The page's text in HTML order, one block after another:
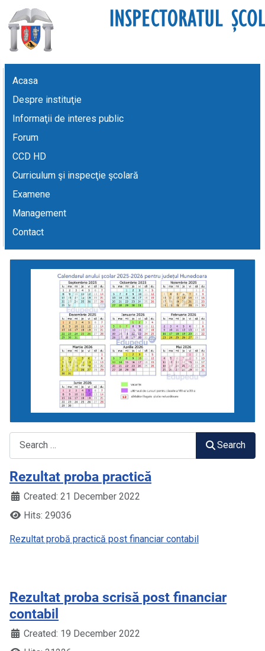
Acasa
Despre instituţie
Informaţii de interes public
Forum
CCD HD
Curriculum şi inspecţie şcolară
Examene
Management
Contact
Search
Rezultat proba practică
Created: 21 December 2022
Hits: 29036
Rezultat probă practică post financiar contabil
Rezultat proba scrisă post financiar
contabil
Created: 19 December 2022